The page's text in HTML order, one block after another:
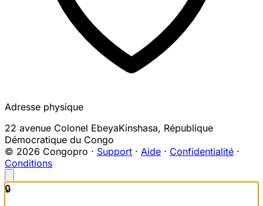
Adresse physique
22 avenue Colonel EbeyaKinshasa, République
Démocratique du Congo
© 2026 Congopro · Support · Aide · Confidentialité ·
Conditions
🔒